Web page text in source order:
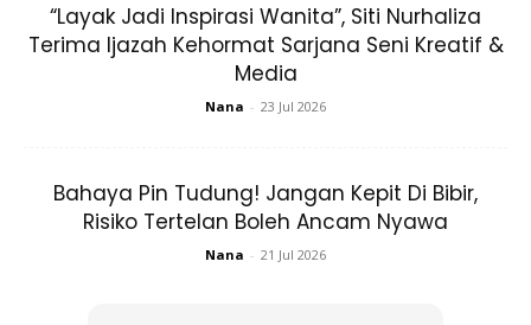
itu bersama air.
Sekadar info, Deborah bukan hanya seorang jurusolek
kepada Kate, malah juga penasihat kecantikan kepada
“Layak Jadi Inspirasi Wanita”, Siti Nurhaliza
Terima Ijazah Kehormat Sarjana Seni Kreatif &
Media
Nana - 23 Jul 2026
Bahaya Pin Tudung! Jangan Kepit Di Bibir,
Risiko Tertelan Boleh Ancam Nyawa
Nana - 21 Jul 2026